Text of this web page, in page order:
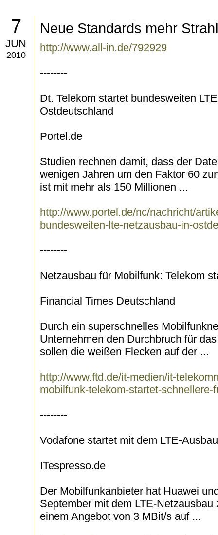
7
JUN
2010
Neue Standards mehr
http://www.all-in.de/792929
--------
Dt. Telekom startet bundesweiten
Ostdeutschland
Portel.de
Studien rechnen damit, dass der
wenigen Jahren um den Faktor 60
ist mit mehr als 150 Millionen ...
http://www.portel.de/nc/nachricht/
bundesweiten-lte-netzausbau-in-
--------
Netzausbau für Mobilfunk: Telekom
Financial Times Deutschland
Durch ein superschnelles
Unternehmen den Durchbruch für
sollen die weißen Flecken auf der ...
http://www.ftd.de/it-medien/it-
mobilfunk-telekom-startet-
--------
Vodafone startet mit dem LTE-
ITespresso.de
Der Mobilfunkanbieter hat Huawei
September mit dem LTE-
einem Angebot von 3 MBit/s auf ...